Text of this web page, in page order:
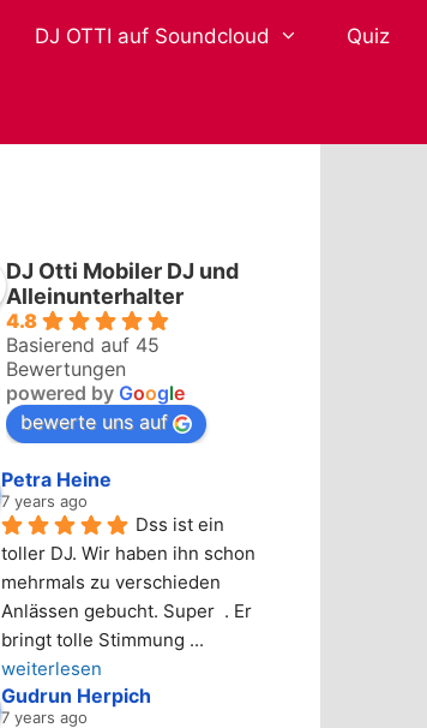
DJ OTTI auf Soundcloud Quiz
DJ Otti Mobiler DJ und
Alleinunterhalter
4.8
Basierend auf 45
Bewertungen
powered by Google
bewerte uns auf
Petra Heine
7 years ago
Dss ist ein
toller DJ. Wir haben ihn schon
mehrmals zu verschieden
Anlässen gebucht. Super  . Er
bringt tolle Stimmung
weiterlesen
Gudrun Herpich
7 years ago